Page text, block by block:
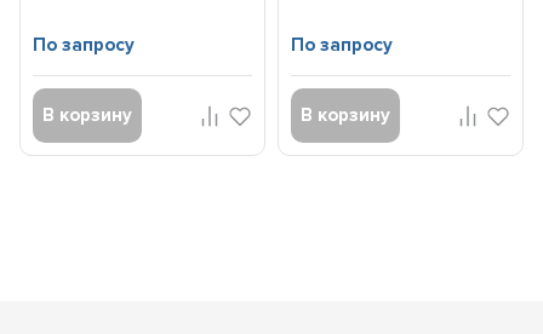
По запросу
В корзину
По запросу
В корзину